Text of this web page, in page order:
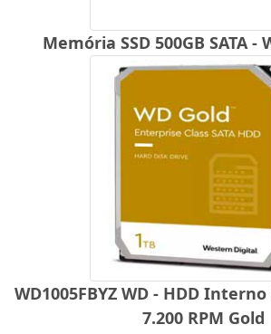
Memória SSD 500GB SATA -
WD1005FBYZ WD - HDD Interno
7.200 RPM Gold